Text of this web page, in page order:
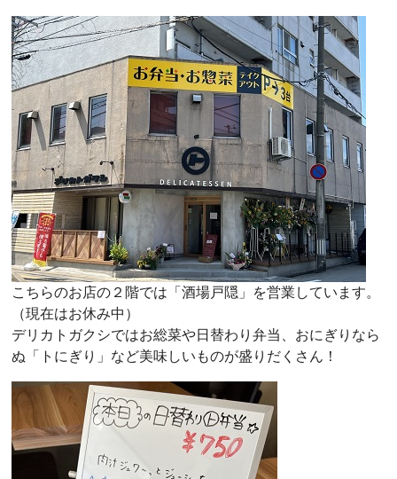
k
こちらのお店の２階では「酒場戸隠」を営業しています。
（現在はお休み中）
デリカトガクシではお総菜や日替わり弁当、おにぎりなら
ぬ「トにぎり」など美味しいものが盛りだくさん！